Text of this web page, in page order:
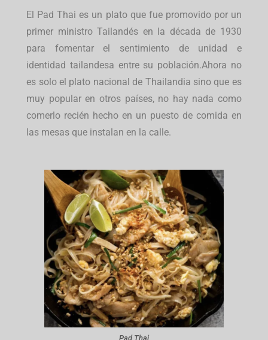
El Pad Thai es un plato que fue promovido por un
primer ministro Tailandés en la década de 1930
para fomentar el sentimiento de unidad e
identidad tailandesa entre su población.Ahora no
es solo el plato nacional de Thailandia sino que es
muy popular en otros países, no hay nada como
comerlo recién hecho en un puesto de comida en
las mesas que instalan en la calle.
Pad Thai